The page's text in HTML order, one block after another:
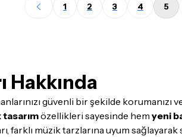
1 2 3 4 5
Hakkında
güvenli bir şekilde korumanızı
özellikleri sayesinde hem yeni
farklı müzik tarzlarına uyum